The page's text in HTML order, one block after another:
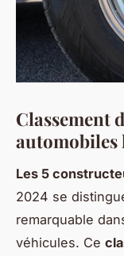
Classement
automobiles
Les 5
2024 se
remarquable
véhicules. Ce